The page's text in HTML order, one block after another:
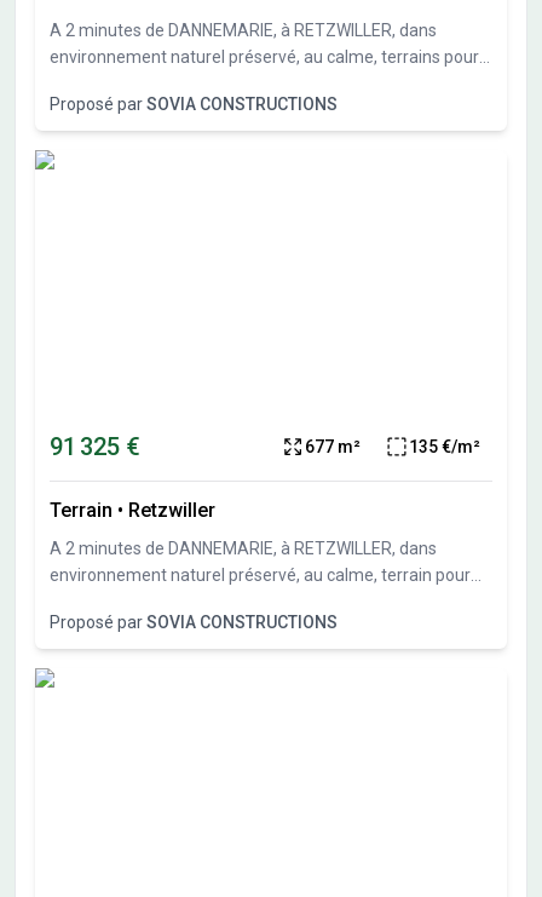
A 2 minutes de DANNEMARIE, à RETZWILLER, dans
environnement naturel préservé, au calme, terrains pour
possible et garage en sous-sol possible. Travaux de
viabilités démarrés. Terrains vendus viabilisés, libres de
constructeurs et architectes. Vente directe par
Proposé parSOVIA CONSTRUCTIONS
91 325 € 677 m² 135 €/m²
Terrain • Retzwiller
A 2 minutes de DANNEMARIE, à RETZWILLER, dans
environnement naturel préservé, au calme, terrain pour
sol possible et garage en sous-sol possible. Travaux de
viabilités démarrés. Terrais vendu viabilisé, libre de
constructeurs et architectes. Vente directe par
Proposé parSOVIA CONSTRUCTIONS